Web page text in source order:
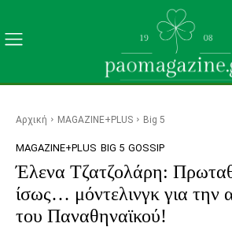
Αρχική MAGAZINE+PLUS Big 5
MAGAZINE+PLUS BIG 5 GOSSIP
Έλενα Τζατζολάρη:
ίσως… μόντελινγκ για την
του Παναθηναϊκού!